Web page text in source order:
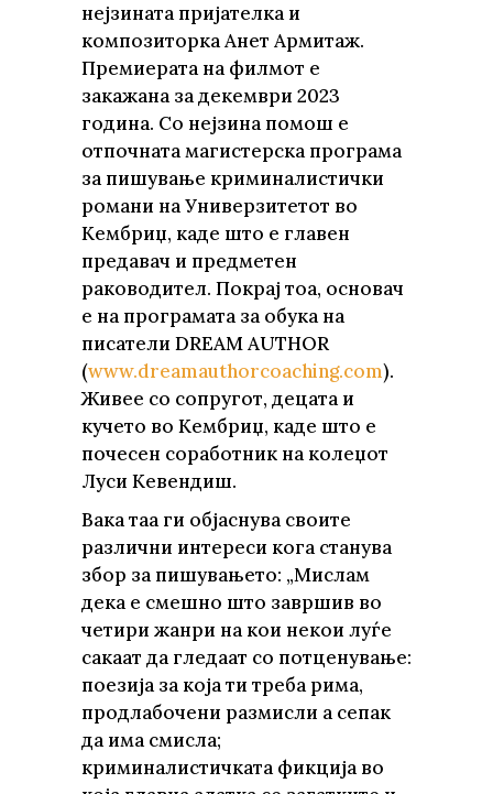
нејзината пријателка и
композиторка Анет Армитаж.
Премиерата на филмот е
закажана за декември 2023
година. Со нејзина помош е
отпочната магистерска програма
за пишување криминалистички
романи на Универзитетот во
Кембриџ, каде што е главен
предавач и предметен
раководител. Покрај тоа, основач
е на програмата за обука на
писатели DREAM AUTHOR
(www.dreamauthorcoaching.com).
Живее со сопругот, децата и
кучето во Кембриџ, каде што е
почесен соработник на колеџот
Луси Кевендиш.
Вака таа ги објаснува своите
различни интереси кога станува
збор за пишувањето: „Мислам
дека е смешно што завршив во
четири жанри на кои некои луѓе
сакаат да гледаат со потценување:
поезија за која ти треба рима,
продлабочени размисли а сепак
да има смисла;
криминалистичката фикција во